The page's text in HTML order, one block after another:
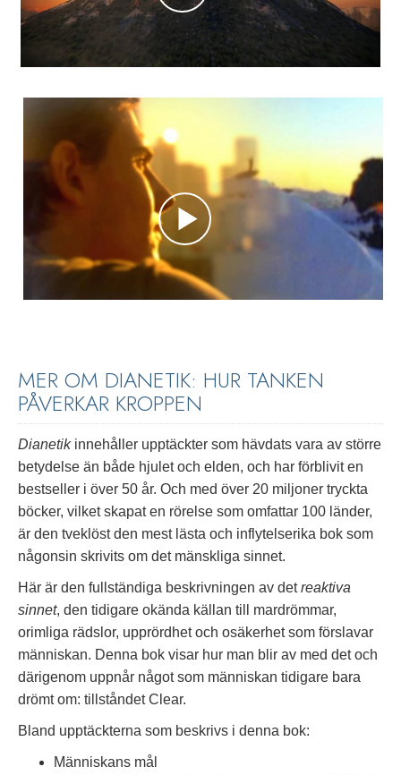
MER OM DIANETIK: HUR TANKEN
PÅVERKAR KROPPEN
Dianetikinnehåller upptäckter som hävdats vara av större
betydelse än både hjulet och elden, och har förblivit en
bestseller i över 50 år. Och med över 20 miljoner tryckta
böcker, vilket skapat en rörelse som omfattar 100 länder,
är den tveklöst den mest lästa och inflytelserika bok som
någonsin skrivits om det mänskliga sinnet.
Här är den fullständiga beskrivningen av detreaktiva
sinnet, den tidigare okända källan till mardrömmar,
orimliga rädslor, upprördhet och osäkerhet som förslavar
människan. Denna bok visar hur man blir av med det och
därigenom uppnår något som människan tidigare bara
drömt om: tillståndet Clear.
Bland upptäckterna som beskrivs i denna bok:
Människans mål